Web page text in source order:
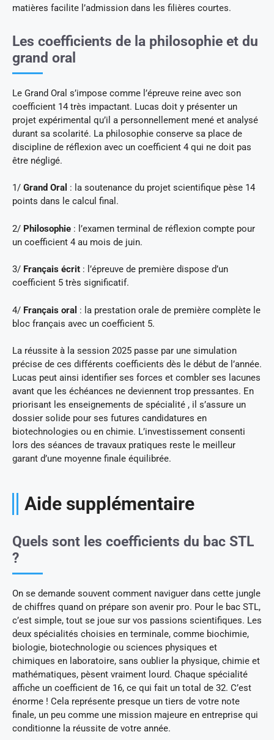
matières facilite l’admission dans les filières courtes.
Les coefficients de la philosophie et du
grand oral
Le Grand Oral s’impose comme l’épreuve reine avec son
coefficient 14 très impactant. Lucas doit y présenter un
projet expérimental qu’il a personnellement mené et analysé
durant sa scolarité. La philosophie conserve sa place de
discipline de réflexion avec un coefficient 4 qui ne doit pas
être négligé.
1/ Grand Oral : la soutenance du projet scientifique pèse 14
points dans le calcul final.
2/ Philosophie : l’examen terminal de réflexion compte pour
un coefficient 4 au mois de juin.
3/ Français écrit : l’épreuve de première dispose d’un
coefficient 5 très significatif.
4/ Français oral : la prestation orale de première complète le
bloc français avec un coefficient 5.
La réussite à la session 2025 passe par une simulation
précise de ces différents coefficients dès le début de l’année.
Lucas peut ainsi identifier ses forces et combler ses lacunes
avant que les échéances ne deviennent trop pressantes. En
priorisant les enseignements de spécialité , il s’assure un
dossier solide pour ses futures candidatures en
biotechnologies ou en chimie. L’investissement consenti
lors des séances de travaux pratiques reste le meilleur
garant d’une moyenne finale équilibrée.
Aide supplémentaire
Quels sont les coefficients du bac STL
?
On se demande souvent comment naviguer dans cette jungle
de chiffres quand on prépare son avenir pro. Pour le bac STL,
c’est simple, tout se joue sur vos passions scientifiques. Les
deux spécialités choisies en terminale, comme biochimie,
biologie, biotechnologie ou sciences physiques et
chimiques en laboratoire, sans oublier la physique, chimie et
mathématiques, pèsent vraiment lourd. Chaque spécialité
affiche un coefficient de 16, ce qui fait un total de 32. C’est
énorme ! Cela représente presque un tiers de votre note
finale, un peu comme une mission majeure en entreprise qui
conditionne la réussite de votre année.